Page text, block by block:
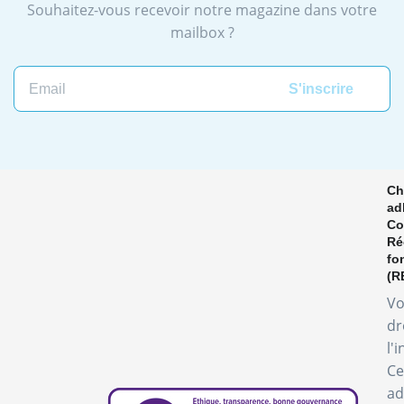
Souhaitez-vous recevoir notre magazine dans votre
mailbox ?